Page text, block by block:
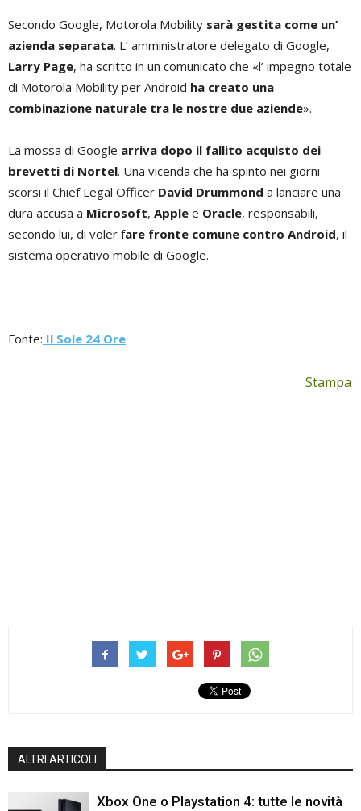
Secondo Google, Motorola Mobility sarà gestita come un’
azienda separata. L’ amministratore delegato di Google,
Larry Page, ha scritto in un comunicato che «l’ impegno totale
di Motorola Mobility per Android ha creato una
combinazione naturale tra le nostre due aziende».
La mossa di Google arriva dopo il fallito acquisto dei
brevetti di Nortel. Una vicenda che ha spinto nei giorni
scorsi il Chief Legal Officer David Drummond a lanciare una
dura accusa a Microsoft, Apple e Oracle, responsabili,
secondo lui, di voler fare fronte comune contro Android, il
sistema operativo mobile di Google.
Fonte: Il Sole 24 Ore
Stampa
ALTRI ARTICOLI
Xbox One o Playstation 4: tutte le novità